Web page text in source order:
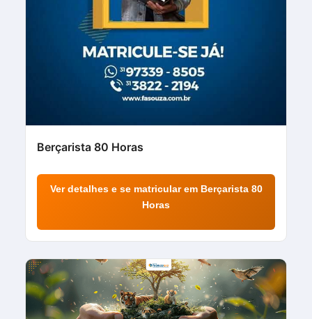
Berçarista 80 Horas
Ver detalhes e se matricular em Berçarista 80
Horas